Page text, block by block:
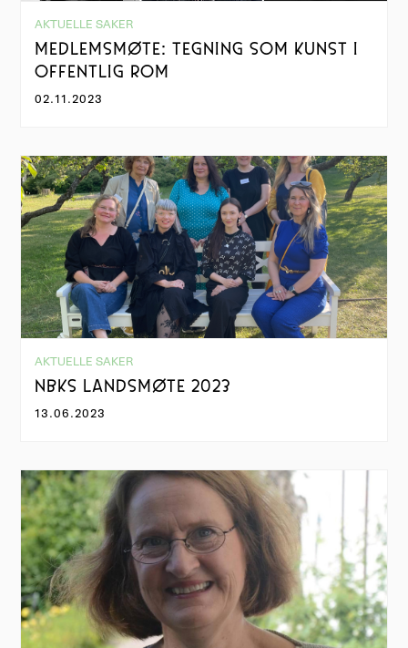
AKTUELLE SAKER
MEDLEMSMØTE: TEGNING SOM KUNST I
OFFENTLIG ROM
02.11.2023
AKTUELLE SAKER
NBKS LANDSMØTE 2023
13.06.2023